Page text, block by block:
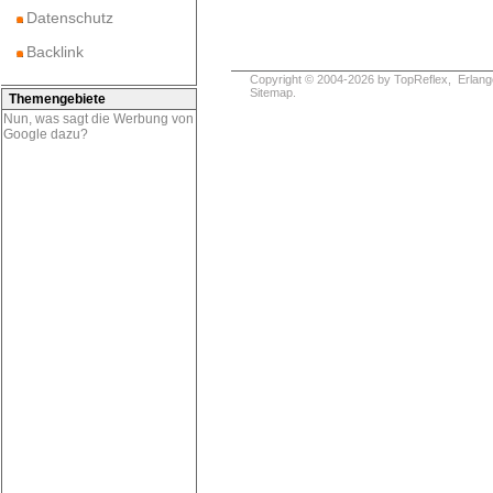
Datenschutz
Backlink
Themengebiete
Nun, was sagt die Werbung von
Google dazu?
Copyright © 2004-2026 by TopReflex ,
Sitemap